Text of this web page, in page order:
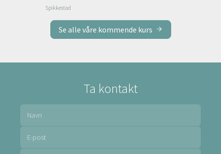
Spikkestad
Se alle våre kommende kurs
Ta kontakt